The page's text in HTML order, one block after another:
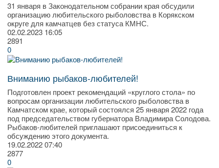
31 января в Законодательном собрании края обсудили
организацию любительского рыболовства в Корякском
округе для камчатцев без статуса КМНС.
02.02.2023 16:05
2891
0
Вниманию рыбаков-любителей!
Подготовлен проект рекомендаций «круглого стола» по
вопросам организации любительского рыболовства в
Камчатском крае, который состоялся 25 января 2022 года
под председательством губернатора Владимира Солодова.
Рыбаков-любителей приглашают присоединиться к
обсуждению этого документа.
19.02.202207:40
2877
0